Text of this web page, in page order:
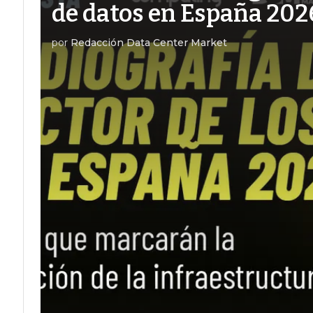
de datos en España
por Redacción Data Center Market